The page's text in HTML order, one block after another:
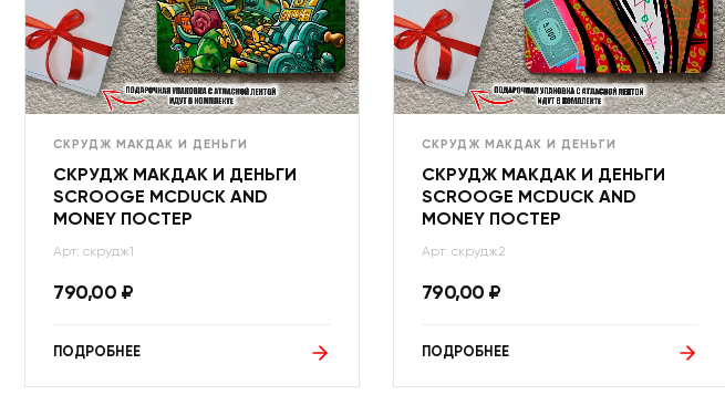
СКРУДЖ МАКДАК И ДЕНЬГИ
СКРУДЖ МАКДАК И ДЕНЬГИ
SCROOGE MCDUCK AND
MONEY ПОСТЕР
Арт: скрудж1
790,00 ₽
ПОДРОБНЕЕ
СКРУДЖ МАКДАК И ДЕНЬГИ
СКРУДЖ МАКДАК И ДЕНЬГИ
SCROOGE MCDUCK AND
MONEY ПОСТЕР
Арт: скрудж2
790,00 ₽
ПОДРОБНЕЕ